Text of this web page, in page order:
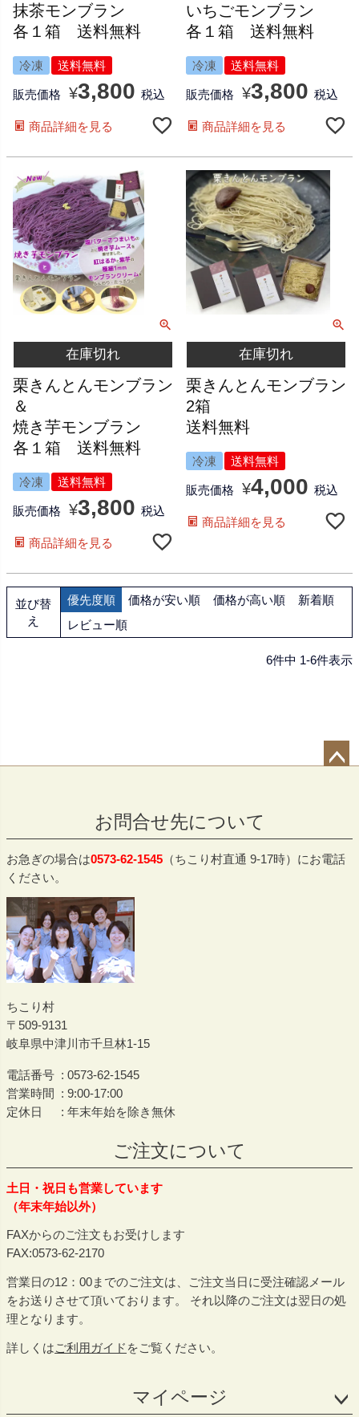
抹茶モンブラン
各１箱 送料無料
冷凍 送料無料
販売価格 ¥3,800 税込
商品詳細を見る
いちごモンブラン
各１箱 送料無料
冷凍 送料無料
販売価格 ¥3,800 税込
商品詳細を見る
在庫切れ
栗きんとんモンブラン
＆
焼き芋モンブラン
各１箱 送料無料
冷凍 送料無料
販売価格 ¥3,800 税込
商品詳細を見る
在庫切れ
栗きんとんモンブラン
2箱
送料無料
冷凍 送料無料
販売価格 ¥4,000 税込
商品詳細を見る
並び替
え
優先度順 価格が安い順 価格が高い順
新着順
レビュー順
6件中 1-6件表示
へ
お問合せ先について
お急ぎの場合は0573-62-1545 （ちこり村直通 9-17時）にお電話
ください。
ちこり村
509-9131
岐阜県中津川市千旦林1-15
電話番号
0573-62-1545
営業時間
9:00-17:00
定休日
年末年始を除き無休
ご注文について
土日・祝日も営業しています
（年末年始以外）
FAXからのご注文もお受けします
FAX:0573-62-2170
営業日の12：00までのご注文は、ご注文当日に受注確認メール
をお送りさせて頂いております。 それ以降のご注文は翌日の処
理となります。
詳しくはご利用ガイド をご覧ください。
マイページ